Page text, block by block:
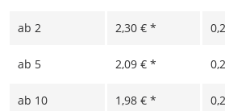
ab 2 2,30 € *
ab 5 2,09 € *
ab 10 1,98 € *